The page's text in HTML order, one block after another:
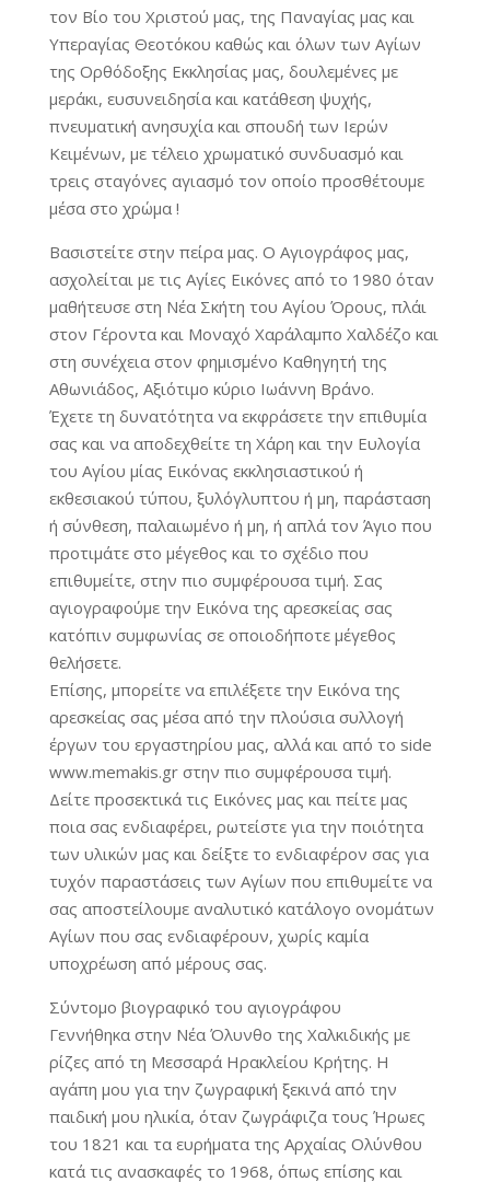
τον Βίο του Χριστού μας, της Παναγίας μας και
Υπεραγίας Θεοτόκου καθώς και όλων των Αγίων
της Ορθόδοξης Εκκλησίας μας, δουλεμένες με
μεράκι, ευσυνειδησία και κατάθεση ψυχής,
πνευματική ανησυχία και σπουδή των Ιερών
Κειμένων, με τέλειο χρωματικό συνδυασμό και
τρεις σταγόνες αγιασμό τον οποίο προσθέτουμε
μέσα στο χρώμα !
Βασιστείτε στην πείρα μας. Ο Αγιογράφος μας,
ασχολείται με τις Αγίες Εικόνες από το 1980 όταν
μαθήτευσε στη Νέα Σκήτη του Αγίου Όρους, πλάι
στον Γέροντα και Μοναχό Χαράλαμπο Χαλδέζο και
στη συνέχεια στον φημισμένο Καθηγητή της
Αθωνιάδος, Αξιότιμο κύριο Ιωάννη Βράνο.
Έχετε τη δυνατότητα να εκφράσετε την επιθυμία
σας και να αποδεχθείτε τη Χάρη και την Ευλογία
του Αγίου μίας Εικόνας εκκλησιαστικού ή
εκθεσιακού τύπου, ξυλόγλυπτου ή μη, παράσταση
ή σύνθεση, παλαιωμένο ή μη, ή απλά τον Άγιο που
προτιμάτε στο μέγεθος και το σχέδιο που
επιθυμείτε, στην πιο συμφέρουσα τιμή. Σας
αγιογραφούμε την Εικόνα της αρεσκείας σας
κατόπιν συμφωνίας σε οποιοδήποτε μέγεθος
θελήσετε.
Επίσης, μπορείτε να επιλέξετε την Εικόνα της
αρεσκείας σας μέσα από την πλούσια συλλογή
έργων του εργαστηρίου μας, αλλά και από το side
www.memakis.gr στην πιο συμφέρουσα τιμή.
Δείτε προσεκτικά τις Εικόνες μας και πείτε μας
ποια σας ενδιαφέρει, ρωτείστε για την ποιότητα
των υλικών μας και δείξτε το ενδιαφέρον σας για
τυχόν παραστάσεις των Αγίων που επιθυμείτε να
σας αποστείλουμε αναλυτικό κατάλογο ονομάτων
Αγίων που σας ενδιαφέρουν, χωρίς καμία
υποχρέωση από μέρους σας.
Σύντομο βιογραφικό του αγιογράφου
Γεννήθηκα στην Νέα Όλυνθο της Χαλκιδικής με
ρίζες από τη Μεσσαρά Ηρακλείου Κρήτης. Η
αγάπη μου για την ζωγραφική ξεκινά από την
παιδική μου ηλικία, όταν ζωγράφιζα τους Ήρωες
του 1821 και τα ευρήματα της Αρχαίας Ολύνθου
κατά τις ανασκαφές το 1968, όπως επίσης και